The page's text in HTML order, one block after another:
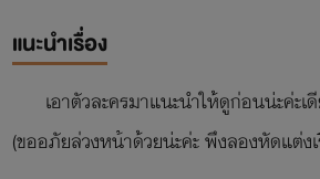
แนะนำเรื่อง
เอาตัวละครมาแนะนำให้ดูก่อนน่ะค่ะ
(ขออภัยล่วงหน้าด้วยน่ะค่ะ พึงลองหัดแต่ง